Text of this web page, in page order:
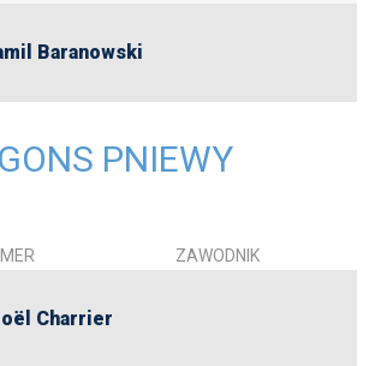
Baranowski
PNIEWY
ZAWODNIK
Charrier